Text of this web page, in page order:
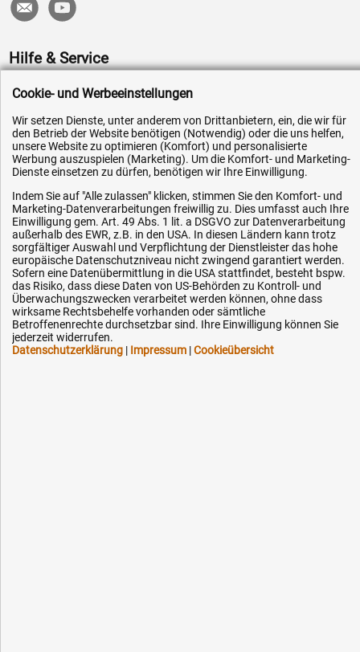
Hilfe & Service
Versandkosten
Zahlungsarten
Service
AGB / Widerrufsrecht
Impressum
Karriere
OEM-Ersatzteile
Technik-Hilfe
Downloads
Kontakt
Cookie- und Werbeeinstellungen
Wir setzen Dienste, unter anderem von Drittanbietern, ein, die wir für
den Betrieb der Website benötigen (Notwendig) oder die uns helfen,
unsere Website zu optimieren (Komfort) und personalisierte
Werbung auszuspielen (Marketing). Um die Komfort- und Marketing-
Dienste einsetzen zu dürfen, benötigen wir Ihre Einwilligung.
Indem Sie auf "Alle zulassen" klicken, stimmen Sie den Komfort- und
Marketing-Datenverarbeitungen freiwillig zu. Dies umfasst auch Ihre
Einwilligung gem. Art. 49 Abs. 1 lit. a DSGVO zur Datenverarbeitung
außerhalb des EWR, z.B. in den USA. In diesen Ländern kann trotz
sorgfältiger Auswahl und Verpflichtung der Dienstleister das hohe
europäische Datenschutzniveau nicht zwingend garantiert werden.
Sofern eine Datenübermittlung in die USA stattfindet, besteht bspw.
das Risiko, dass diese Daten von US-Behörden zu Kontroll- und
Überwachungszwecken verarbeitet werden können, ohne dass
wirksame Rechtsbehelfe vorhanden oder sämtliche
Betroffenenrechte durchsetzbar sind. Ihre Einwilligung können Sie
jederzeit widerrufen.
Datenschutzerklärung | Impressum |Cookieübersicht